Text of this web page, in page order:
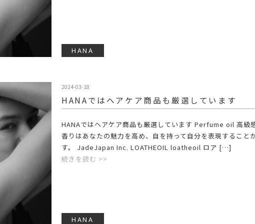
HANA
2024-03-18
HANAではヘアケア商品も厳選しています
HANAではヘアケア商品も厳選しています Perfume oil 高級
香りはあなたの魅力を高め、自を持って自分を表現すること
す。 JadeJapan Inc. LOATHEOIL loatheoil ロア […]
続きを読む >>
HANA